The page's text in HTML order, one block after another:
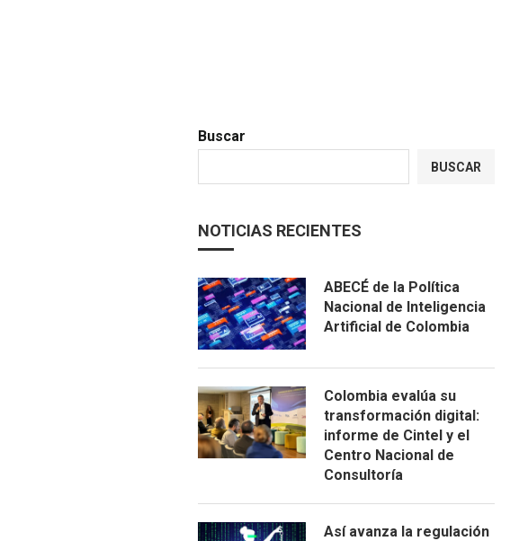
Buscar
BUSCAR
NOTICIAS RECIENTES
ABECÉ de la Política
Nacional de Inteligencia
Artificial de Colombia
Colombia evalúa su
transformación digital:
informe de Cintel y el
Centro Nacional de
Consultoría
Así avanza la regulación